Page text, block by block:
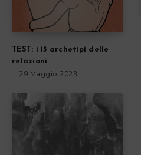
TEST: i 15 archetipi delle
relazioni
29 Maggio 2023